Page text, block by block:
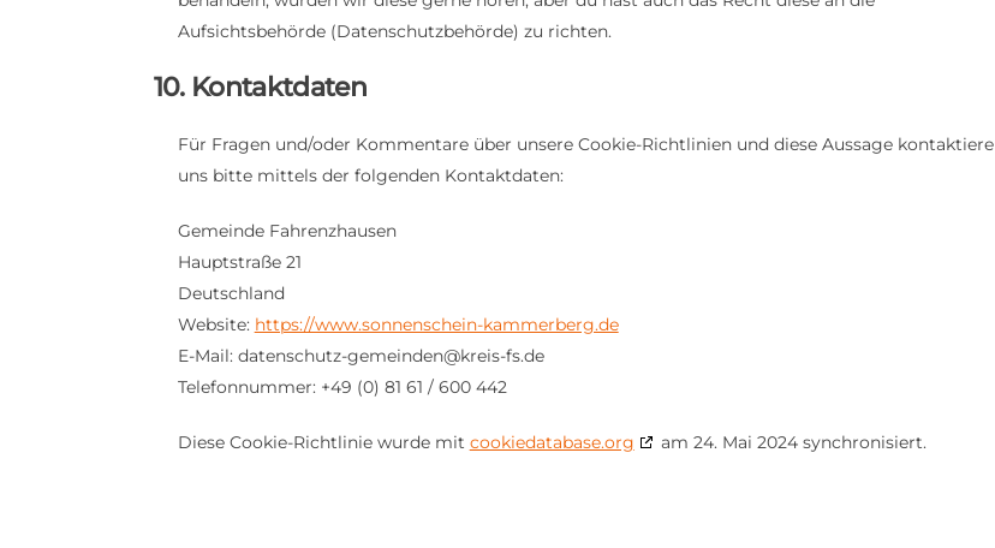
Aufsichtsbehörde (Datenschutzbehörde) zu richten.
10. Kontaktdaten
Für Fragen und/oder Kommentare über unsere Cookie-Richtlinien und diese Aussage kontaktiere
uns bitte mittels der folgenden Kontaktdaten:
Gemeinde Fahrenzhausen
Hauptstraße 21
Deutschland
Website: https://www.sonnenschein-kammerberg.de
E-Mail: datenschutz-gemeinden@kreis-fs.de
Telefonnummer: +49 (0) 81 61 / 600 442
Diese Cookie-Richtlinie wurde mit cookiedatabase.org am 24. Mai 2024 synchronisiert.